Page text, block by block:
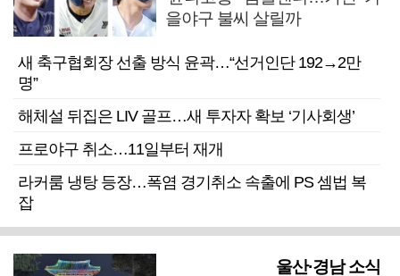
을야구 불씨 살릴까
새 축구협회장 선출 방식 윤곽…“선거인단 192→2만
명”
해체설 뒤집은 LIV 골프…새 투자자 확보 ‘기사회생’
프로야구 취소…11일부터 재개
라커룸 냉탕 등장…폭염 경기취소 속출에 PS 셈법 복
잡
울산·경남 소식